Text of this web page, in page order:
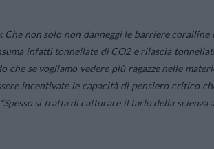
non solo non danneggi le barriere coralline
infatti tonnellate di CO2 e rilascia
che se vogliamo vedere più ragazze nelle
incentivate le capacità di pensiero critico
si tratta di catturare il tarlo della scienza